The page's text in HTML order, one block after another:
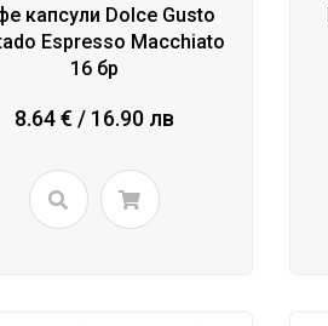
капсули Dolce Gusto
Espresso Macchiato
16 бр
8.64 € / 16.90 лв